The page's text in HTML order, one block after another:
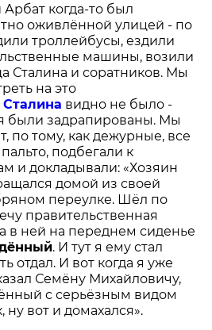
когда-то был
оживлённой улицей - по
троллейбусы, ездили
машины, возили
Сталина и соратников. Мы
на это
Сталина видно не было -
были задрапированы. Мы
по тому, как дежурные, все
подбегали к
и докладывали: «Хозяин
домой из своей
переулке. Шёл по
правительственная
в ней на переднем сиденье
. И тут я ему стал
отдал. И вот когда я уже
Семёну Михайловичу,
с серьёзным видом
ну вот и домахался».